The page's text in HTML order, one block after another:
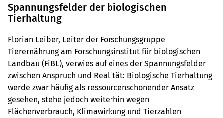
Spannungsfelder der biologischen
Tierhaltung
Florian Leiber, Leiter der Forschungsgruppe
Tierernährung am Forschungsinstitut für biologischen
Landbau (FiBL), verwies auf eines der Spannungsfelder
zwischen Anspruch und Realität: Biologische Tierhaltung
werde zwar häufig als ressourcenschonender Ansatz
gesehen, stehe jedoch weiterhin wegen
Flächenverbrauch, Klimawirkung und Tierzahlen